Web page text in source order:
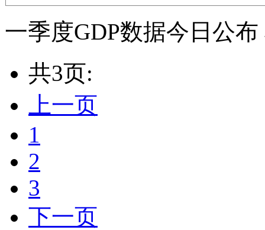
一季度GDP数据今日公
共3页:
上一页
1
2
3
下一页